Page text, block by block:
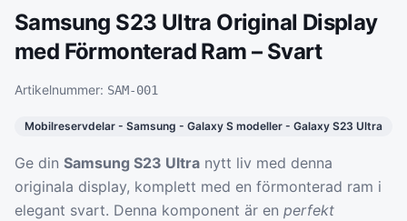
Samsung S23 Ultra Original Display
med Förmonterad Ram – Svart
Artikelnummer: SAM-001
Mobilreservdelar - Samsung - Galaxy S modeller - Galaxy S23 Ultra
Ge din Samsung S23 Ultra nytt liv med denna
originala display, komplett med en förmonterad ram i
elegant svart. Denna komponent är en perfekt